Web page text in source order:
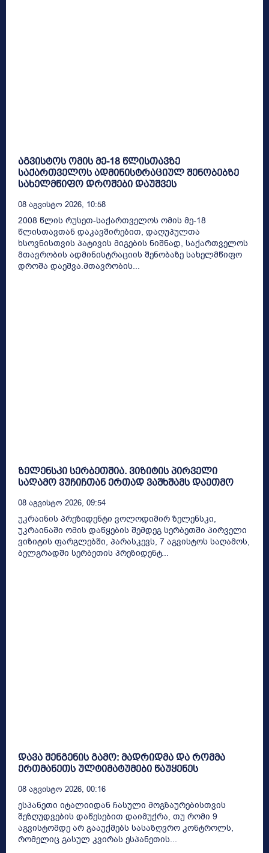
აგვისტოს ომის მე-18 წლისთავზე
საქართველოს ადმინისტრაციულ შენობებზე
სახელმწიფო დროშები დაუშვეს
08 Აგვისტო 2026, 10:58
2008 წლის რუსეთ-საქართველოს ომის მე-18
წლისთავთან დაკავშირებით, დაღუპულთა
ხსოვნისთვის პატივის მიგების ნიშნად, საქართველოს
მთავრობის ადმინისტრაციის შენობაზე სახელმწიფო
დროშა დაეშვა.მთავრობის...
ზელენსკი სერბეთშია. ვიზიტის პირველი
საღამო ვუჩიჩთან ერთად ვაშხშამს დაეთმო
08 Აგვისტო 2026, 09:54
უკრაინის პრეზიდენტი ვოლოდიმირ ზელენსკი,
უკრაინაში ომის დაწყების შემდეგ სერბეთში პირველი
ვიზიტის ფარგლებში, პარასკევს, 7 აგვისტოს საღამოს,
ბელგრადში სერბეთის პრეზიდენტ...
დავა შენგენის გამო: მადრიდმა და რომმა
ერთმანეთს ულტიმატუმები წაუყენეს
08 Აგვისტო 2026, 00:16
ესპანეთი იტალიიდან ჩასული მოგზაურებისთვის
შეზღუდვების დაწესებით დაიმუქრა, თუ რომი 9
აგვისტომდე არ გააუქმებს სასაზღვრო კონტროლს,
რომელიც გასულ კვირას ესპანეთის...